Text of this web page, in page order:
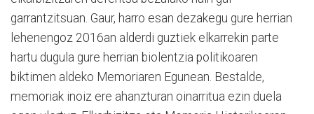
garrantzitsuan. Gaur, harro esan dezakegu gure herrian
lehenengoz 2016an alderdi guztiek elkarrekin parte
hartu dugula gure herrian biolentzia politikoaren
biktimen aldeko Memoriaren Egunean. Bestalde,
memoriak inoiz ere ahanzturan oinarritua ezin duela